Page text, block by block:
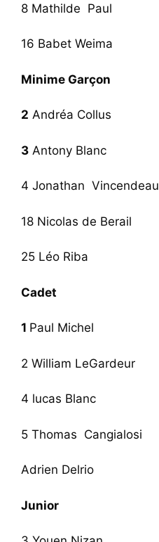
8 Mathilde Paul
16 Babet Weima
Minime Garçon
2 Andréa Collus
3 Antony Blanc
4 Jonathan Vincendeau
18 Nicolas de Berail
25 Léo Riba
Cadet
1 Paul Michel
2 William LeGardeur
4 lucas Blanc
5 Thomas Cangialosi
Adrien Delrio
Junior